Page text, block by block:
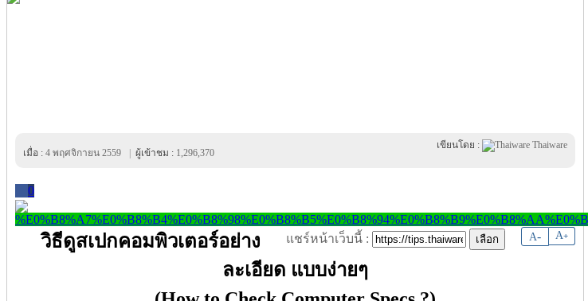
เมื่อ : 4 พฤศจิกายน 2559 ผู้เข้าชม : 1,296,370
เขียนโดย : Thaiware
0
A- A+
แชร์หน้าเว็บนี้ :
วิธีดูสเปกคอมพิวเตอร์อย่าง
ละเอียด แบบง่ายๆ